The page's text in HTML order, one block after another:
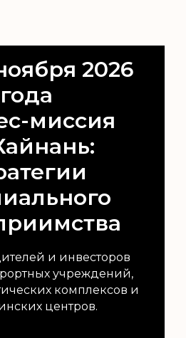
2026
года
миссия
и инвесторов
учреждений,
комплексов и
центров.